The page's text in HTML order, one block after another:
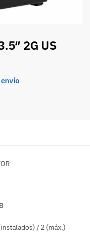
2G US
/ 2 (máx.)